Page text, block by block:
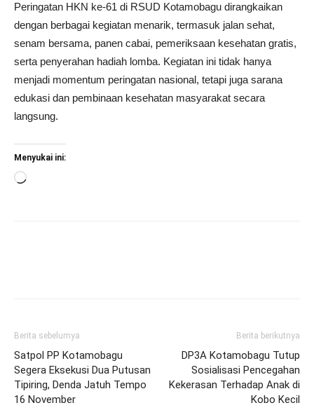
Peringatan HKN ke-61 di RSUD Kotamobagu dirangkaikan
dengan berbagai kegiatan menarik, termasuk jalan sehat,
senam bersama, panen cabai, pemeriksaan kesehatan gratis,
serta penyerahan hadiah lomba. Kegiatan ini tidak hanya
menjadi momentum peringatan nasional, tetapi juga sarana
edukasi dan pembinaan kesehatan masyarakat secara
langsung.
Menyukai ini:
Memuat...
Berita sebelumya
Satpol PP Kotamobagu
Segera Eksekusi Dua Putusan
Tipiring, Denda Jatuh Tempo
16 November
Berita berikutnya
DP3A Kotamobagu Tutup
Sosialisasi Pencegahan
Kekerasan Terhadap Anak di
Kobo Kecil